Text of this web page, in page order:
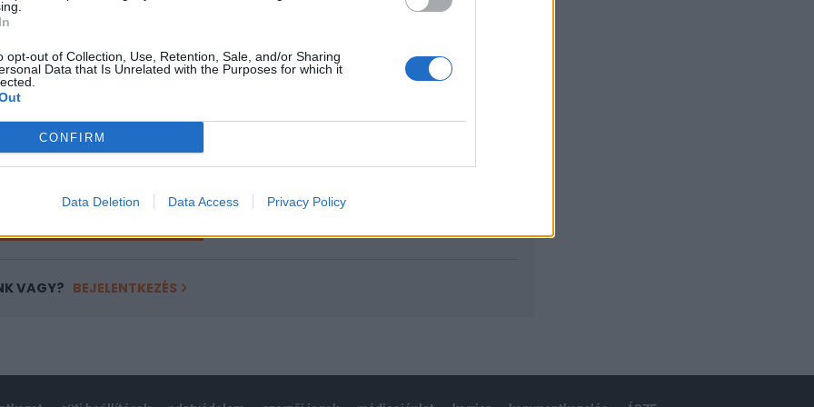
opt-out of Collection, Use, Retention, Sale, and/or Sharing
Data that Is Unrelated with the Purposes for which it
CONFIRM
Data Deletion Data Access Privacy Policy
portfolio.hu hírarchívumához tartozik, melynek olvasása előfizetéses
tartalmazza:
cikkarchívum
elmúlt 2 év napon belüli
VAGY? BEJELENTKEZÉS